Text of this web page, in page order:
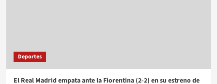
Deportes
El Real Madrid empata ante la Fiorentina (2-2) en su estreno de